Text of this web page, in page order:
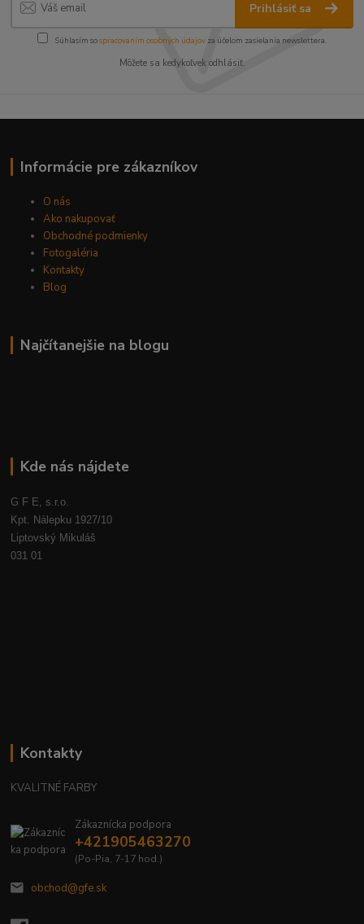
Prihlásiť sa
Súhlasím sospracovaním osobných údajov za účelom zasielania newslettera.
Môžete sa kedykoľvek odhlásiť.
Informácie pre zákazníkov
O nás
Ako nakupovať
Obchodné podmienky
Fotogaléria
Kontakty
Blog
Najčítanejšie na blogu
Kde nás nájdete
G F E, s.r.o.
Kpt. Nálepku 1927/10
Liptovský Mikuláš
031 01
Kontakty
KVALITNÉ FARBY
Zákaznícka podpora
+421905463270
(Po-Pia, 7-17 hod.)
obchod@gfe.sk